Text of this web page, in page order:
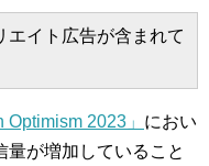
イト広告が含まれて
Optimism 2023」 におい
が増加していること